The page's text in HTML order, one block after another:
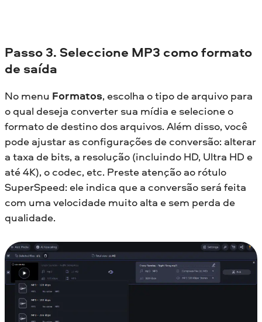
Passo 3. Seleccione MP3 como formato
de saída
No menu Formatos, escolha o tipo de arquivo para
o qual deseja converter sua mídia e selecione o
formato de destino dos arquivos. Além disso, você
pode ajustar as configurações de conversão: alterar
a taxa de bits, a resolução (incluindo HD, Ultra HD e
até 4K), o codec, etc. Preste atenção ao rótulo
SuperSpeed: ele indica que a conversão será feita
com uma velocidade muito alta e sem perda de
qualidade.